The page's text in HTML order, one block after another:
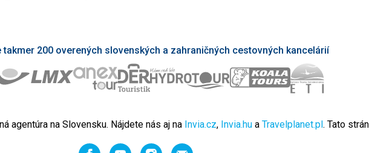
takmer 200 overených slovenských a zahraničných cestovných kancelárií
agentúra na Slovensku. Nájdete nás aj na Invia.cz, Invia.hu a Travelplanet.pl. Tato